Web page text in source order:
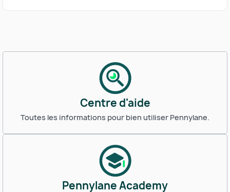
Centre d'aide
Toutes les informations pour bien utiliser Pennylane.
Pennylane Academy